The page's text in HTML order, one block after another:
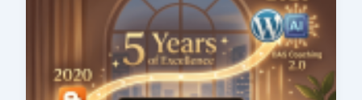
থেকে
এড-